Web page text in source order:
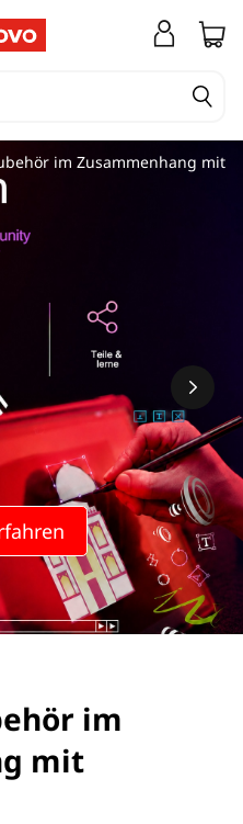
im Zusammenhang mit
im
mit